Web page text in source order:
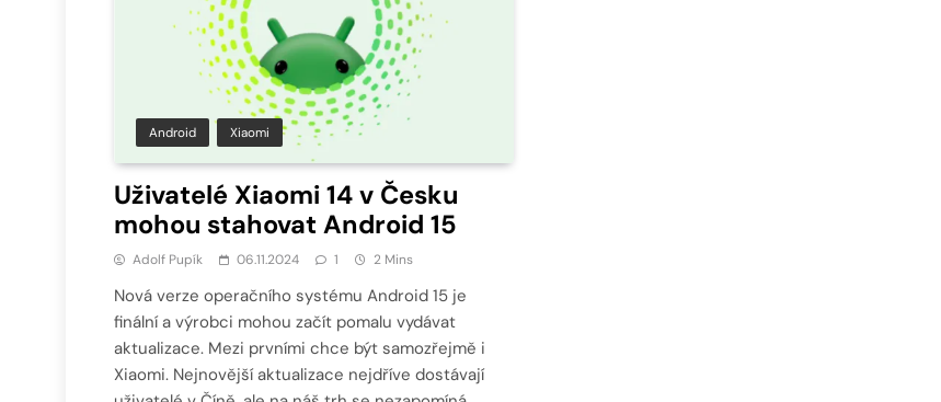
Android Xiaomi
Uživatelé Xiaomi 14 v Česku
mohou stahovat Android 15
Adolf Pupík 06.11.2024 1 2 Mins
Nová verze operačního systému Android 15 je
finální a výrobci mohou začít pomalu vydávat
aktualizace. Mezi prvními chce být samozřejmě i
Xiaomi. Nejnovější aktualizace nejdříve dostávají